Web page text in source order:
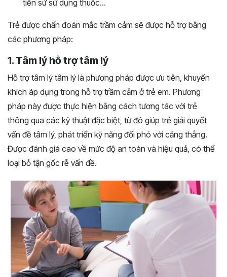
tiền sử sử dụng thuốc…
Trẻ được chẩn đoán mắc trầm cảm sẽ được hỗ trợ bằng
các phương pháp:
1. Tâm lý hỗ trợ tâm lý
Hỗ trợ tâm lý tâm lý là phương pháp được ưu tiên, khuyến
khích áp dụng trong hỗ trợ trầm cảm ở trẻ em. Phương
pháp này được thực hiện bằng cách tương tác với trẻ
thông qua các kỹ thuật đặc biệt, từ đó giúp trẻ giải quyết
vấn đề tâm lý, phát triển kỹ năng đối phó với căng thẳng.
Được đánh giá cao về mức độ an toàn và hiệu quả, có thể
loại bỏ tận gốc rễ vấn đề.